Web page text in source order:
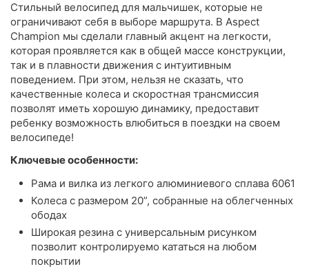
Стильный велосипед для мальчишек, которые не
ограничивают себя в выборе маршрута. В Aspect
Champion мы сделали главный акцент на легкости,
которая проявляется как в общей массе конструкции,
так и в плавности движения с интуитивным
поведением. При этом, нельзя не сказать, что
качественные колеса и скоростная трансмиссия
позволят иметь хорошую динамику, предоставит
ребенку возможность влюбиться в поездки на своем
велосипеде!
Ключевые особенности:
Рама и вилка из легкого алюминиевого сплава 6061
Колеса с размером 20”, собранные на облегченных
ободах
Широкая резина с универсальным рисунком
позволит контролируемо кататься на любом
покрытии